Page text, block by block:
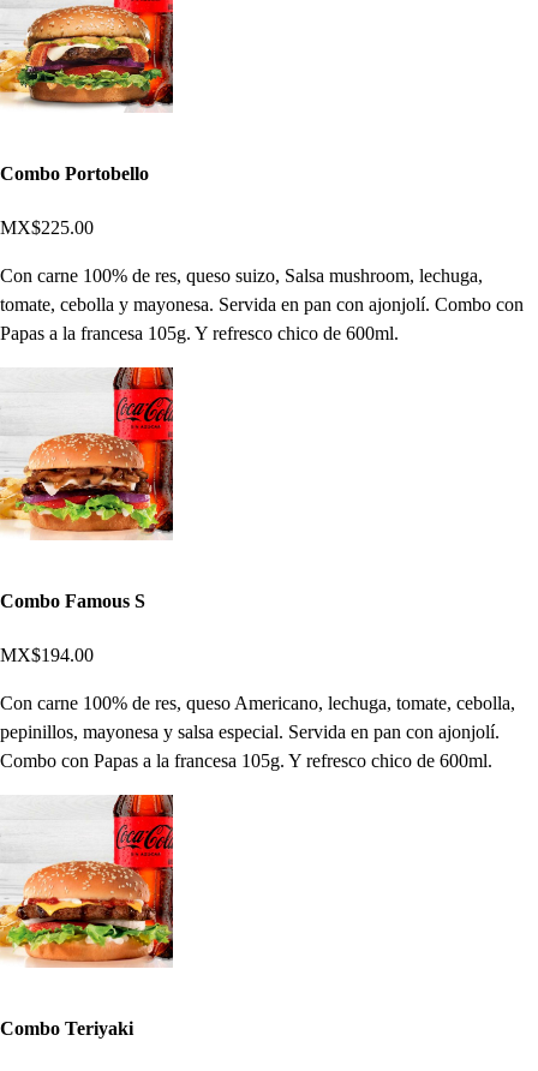
Combo Portobello
MX$225.00
Con carne 100% de res, queso suizo, Salsa mushroom, lechuga,
tomate, cebolla y mayonesa. Servida en pan con ajonjolí. Combo con
Papas a la francesa 105g. Y refresco chico de 600ml.
Combo Famous S
MX$194.00
Con carne 100% de res, queso Americano, lechuga, tomate, cebolla,
pepinillos, mayonesa y salsa especial. Servida en pan con ajonjolí.
Combo con Papas a la francesa 105g. Y refresco chico de 600ml.
Combo Teriyaki